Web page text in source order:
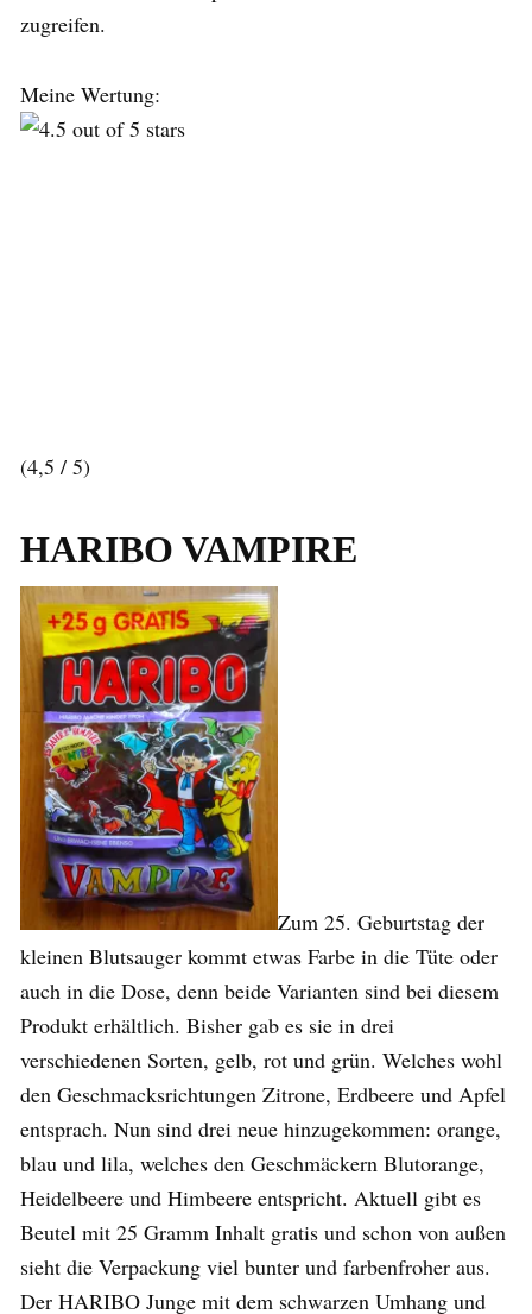
zugreifen.
Meine Wertung:
(4,5 / 5)
HARIBO VAMPIRE
Zum 25. Geburtstag der
kleinen Blutsauger kommt etwas Farbe in die Tüte oder
auch in die Dose, denn beide Varianten sind bei diesem
Produkt erhältlich. Bisher gab es sie in drei
verschiedenen Sorten, gelb, rot und grün. Welches wohl
den Geschmacksrichtungen Zitrone, Erdbeere und Apfel
entsprach. Nun sind drei neue hinzugekommen: orange,
blau und lila, welches den Geschmäckern Blutorange,
Heidelbeere und Himbeere entspricht. Aktuell gibt es
Beutel mit 25 Gramm Inhalt gratis und schon von außen
sieht die Verpackung viel bunter und farbenfroher aus.
Der HARIBO Junge mit dem schwarzen Umhang und